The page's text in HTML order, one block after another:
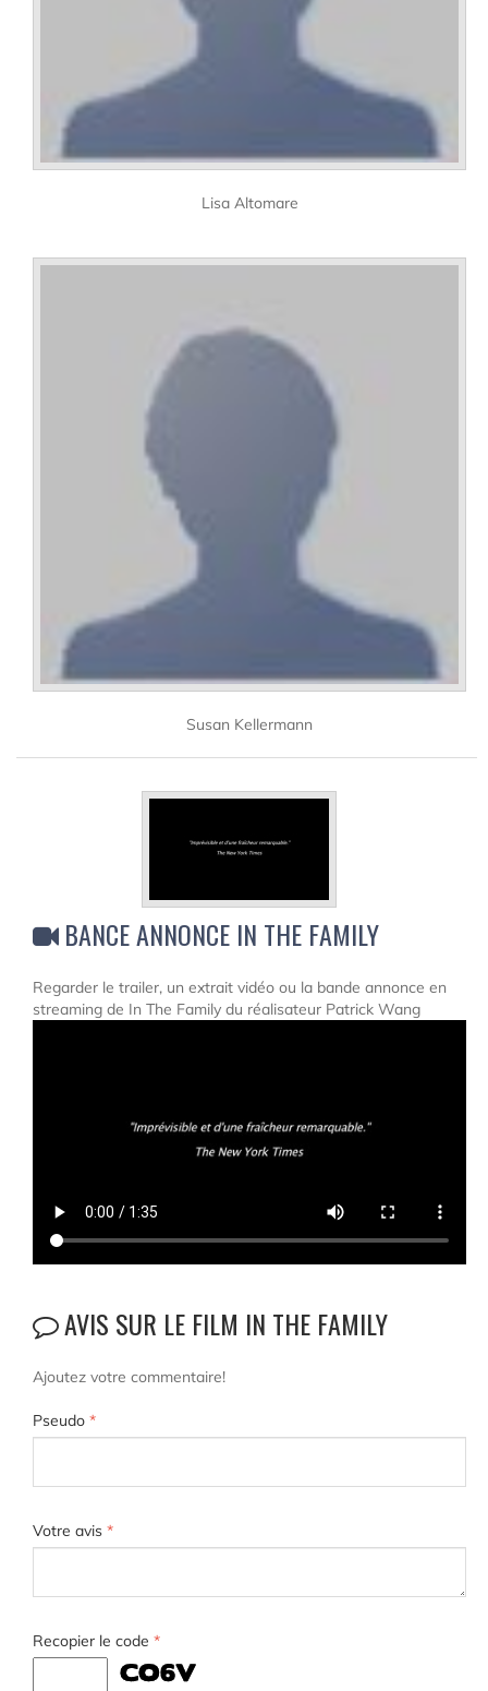
Lisa Altomare
Susan Kellermann
BANCE ANNONCE IN THE FAMILY
Regarder le trailer, un extrait vidéo ou la bande annonce en
streaming de In The Family du réalisateur Patrick Wang
AVIS SUR LE FILM IN THE FAMILY
Ajoutez votre commentaire!
Pseudo *
Votre avis *
Recopier le code *